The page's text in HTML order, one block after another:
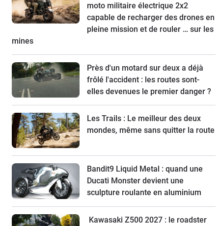
moto militaire électrique 2x2
capable de recharger des drones en
pleine mission et de rouler … sur les
mines
Près d'un motard sur deux a déjà
frôlé l'accident : les routes sont-
elles devenues le premier danger ?
Les Trails : Le meilleur des deux
mondes, même sans quitter la route
Bandit9 Liquid Metal : quand une
Ducati Monster devient une
sculpture roulante en aluminium
Kawasaki Z500 2027 : le roadster